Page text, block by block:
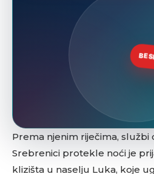
Prema njenim riječima, službi
Srebrenici protekle noći je
klizišta u naselju Luka, koje